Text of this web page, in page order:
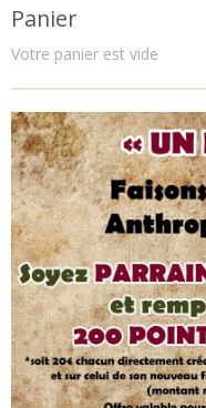
Panier
Votre panier est vide